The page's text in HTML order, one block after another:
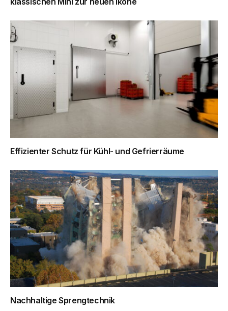
Effizienter Schutz für Kühl- und Gefrierräume
Nachhaltige Sprengtechnik